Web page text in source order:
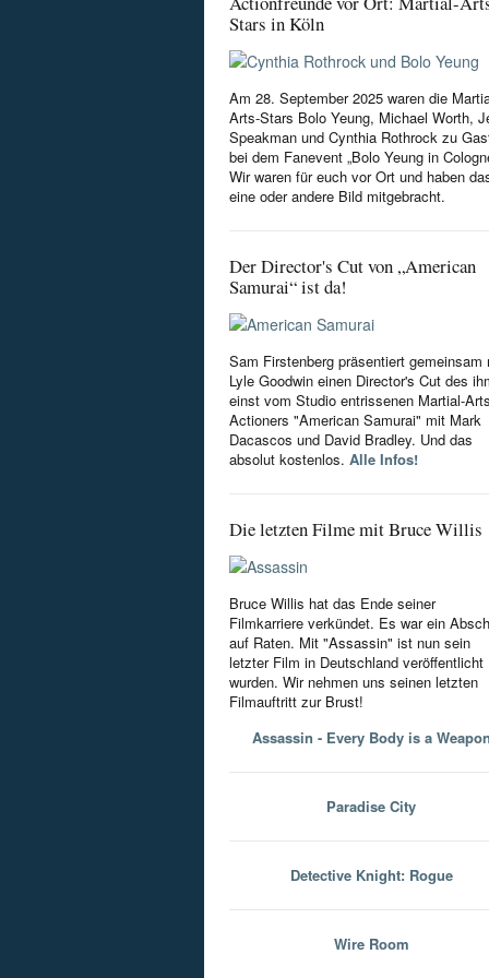
Stars in Köln
Am 28. September 2025 waren die
Arts-Stars Bolo Yeung, Michael Worth,
Speakman und Cynthia Rothrock zu
bei dem Fanevent „Bolo Yeung in
Wir waren für euch vor Ort und haben
eine oder andere Bild mitgebracht.
Der Director's Cut von „American
Samurai“ ist da!
Sam Firstenberg präsentiert gemeinsam
Lyle Goodwin einen Director's Cut des
einst vom Studio entrissenen Martial-
Actioners "American Samurai" mit Mark
Dacascos und David Bradley. Und das
absolut kostenlos. Alle Infos!
Die letzten Filme mit Bruce Willis
Bruce Willis hat das Ende seiner
Filmkarriere verkündet. Es war ein
auf Raten. Mit "Assassin" ist nun sein
letzter Film in Deutschland veröffentlicht
wurden. Wir nehmen uns seinen letzten
Filmauftritt zur Brust!
Assassin - Every Body is a Weapon
Paradise City
Detective Knight: Rogue
Wire Room